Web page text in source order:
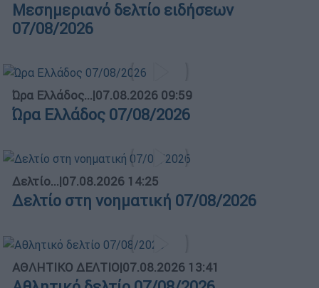
Μεσημεριανό δελτίο ειδήσεων
07/08/2026
Ώρα Ελλάδος...|07.08.2026 09:59
Ώρα Ελλάδος 07/08/2026
Δελτίο...|07.08.2026 14:25
Δελτίο στη νοηματική 07/08/2026
ΑΘΛΗΤΙΚΟ ΔΕΛΤΙΟ|07.08.2026 13:41